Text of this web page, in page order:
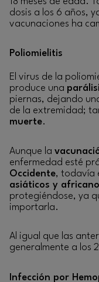
dosis a los 6 años,
vacunaciones ha
Poliomielitis
El virus de la
produce una
piernas, dejando
de la extremidad;
muerte.
Aunque la
enfermedad esté
Occidente, todavía
asiáticos y
protegiéndose, ya
importarla.
Al igual que las
generalmente a los
Infección por